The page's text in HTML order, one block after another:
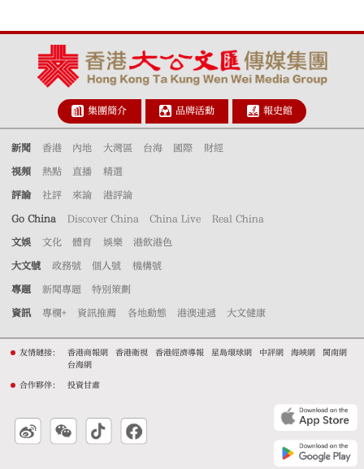
集團簡介 品牌活動 報史館
新聞 香港 內地 大灣區 台海 國際 財經
視頻 熱點 直播 精選
評論 社評 來論 港評論
Go China Discover China China Live Real China
文娛 文化 體育 娛樂 港飲港色
大文號 政務號 個人號 機構號
專題 新聞專題 特別策劃
資訊 專欄+ 資訊推薦 各地動態 港澳速遞 大文健康
友情鏈接： 香港商報網 香港衛視 香港經濟導報 星島環球網 中評網 海峽網
閩南網
台海網
合作夥伴： 投資甘肅